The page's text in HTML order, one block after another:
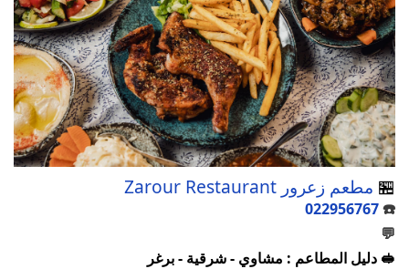
🏪 مطعم زعرور Zarour Restaurant
☎️
022956767
💬
🥪 دليل المطاعم : مشاوي - شرقية - برغر